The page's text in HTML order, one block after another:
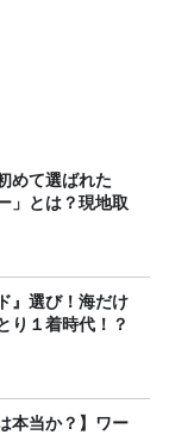
めて選ばれた
」とは？現地取
』選び！海だけ
り１着時代！？
本当か？】ワー